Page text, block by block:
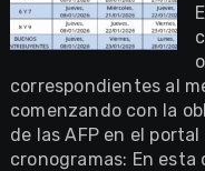
correspondientes al
comenzando con la
de las AFP en el
cronogramas: En